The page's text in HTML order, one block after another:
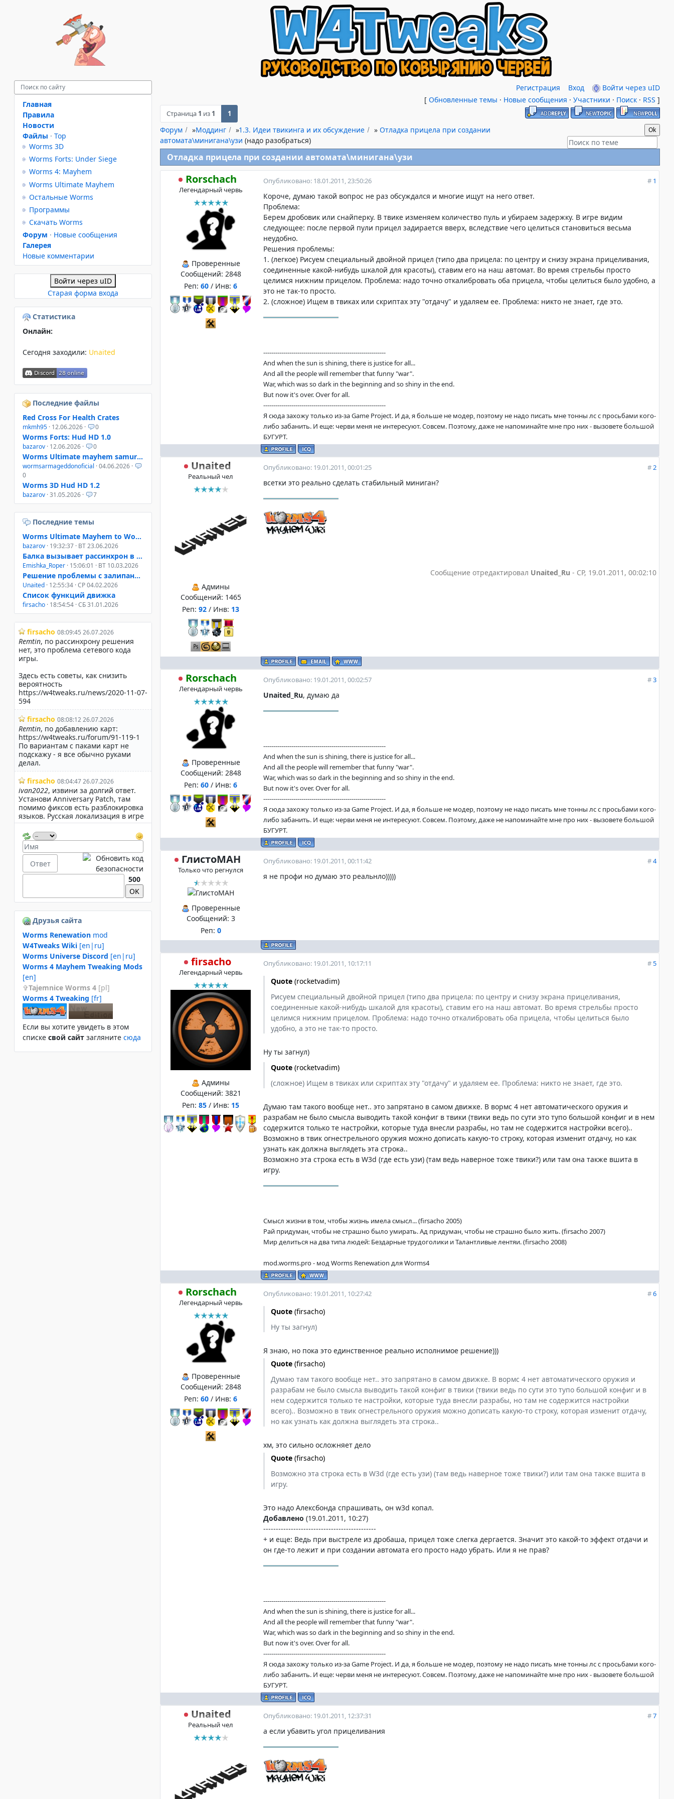
Регистрация Вход
Войти через uID
[ Обновленные темы · Новые сообщения · Участники · Поиск · RSS ]
Страница 1 из 1 1
Форум »Моддинг »1.3. Идеи твикинга и их обсуждение » Отладка прицела при создании
автомата\минигана\узи (надо разобраться)
Отладка прицела при создании автомата\минигана\узи
Rorschach
Легендарный червь
Проверенные
Сообщений: 2848
Реп: 60 / Инв: 6
# 1
Опубликовано: 18.01.2011, 23:50:26
Короче, думаю такой вопрос не раз обсуждался и многие ищут на него ответ.
Проблема:
Берем дробовик или снайперку. В твике изменяем количество пуль и убираем задержку. В игре видим
следующее: после первой пули прицел задирается вверх, вследствие чего целиться становиться весьма
неудобно.
Решения проблемы:
1. (легкое) Рисуем специальный двойной прицел (типо два прицела: по центру и снизу экрана прицеливания,
соединенные какой-нибудь шкалой для красоты), ставим его на наш автомат. Во время стрельбы просто
целимся нижним прицелом. Проблема: надо точно откалибровать оба прицела, чтобы целиться было удобно, а
это не так-то просто.
2. (сложное) Ищем в твиках или скриптах эту "отдачу" и удаляем ее. Проблема: никто не знает, где это.
-------------------------------------------------------------
And when the sun is shining, there is justice for all...
And all the people will remember that funny "war".
War, which was so dark in the beginning and so shiny in the end.
But now it's over. Over for all.
-------------------------------------------------------------
Я сюда захожу только из-за Game Project. И да, я больше не модер, поэтому не надо писать мне тонны лс с просьбами кого-
либо забанить. И еще: черви меня не интересуют. Совсем. Поэтому, даже не напоминайте мне про них - вызовете большой
БУГУРТ.
Unaited
Реальный чел
Админы
Сообщений: 1465
Реп: 92 / Инв: 13
#2
Опубликовано: 19.01.2011, 00:01:25
всетки это реально сделать стабильный миниган?
Сообщение отредактировал Unaited_Ru - СР, 19.01.2011, 00:02:10
Rorschach
Легендарный червь
Проверенные
Сообщений: 2848
Реп: 60 / Инв: 6
#3
Опубликовано: 19.01.2011, 00:02:57
Unaited_Ru, думаю да
-------------------------------------------------------------
And when the sun is shining, there is justice for all...
And all the people will remember that funny "war".
War, which was so dark in the beginning and so shiny in the end.
But now it's over. Over for all.
-------------------------------------------------------------
Я сюда захожу только из-за Game Project. И да, я больше не модер, поэтому не надо писать мне тонны лс с просьбами кого-
либо забанить. И еще: черви меня не интересуют. Совсем. Поэтому, даже не напоминайте мне про них - вызовете большой
БУГУРТ.
ГлистоМАН
Только что регнулся
Проверенные
Сообщений: 3
Реп: 0
#4
Опубликовано: 19.01.2011, 00:11:42
я не профи но думаю это реальнло)))))
firsacho
Легендарный червь
Админы
Сообщений: 3821
Реп: 85 / Инв: 15
#5
Опубликовано: 19.01.2011, 10:17:11
Quote (rocketvadim)
Рисуем специальный двойной прицел (типо два прицела: по центру и снизу экрана прицеливания,
соединенные какой-нибудь шкалой для красоты), ставим его на наш автомат. Во время стрельбы просто
целимся нижним прицелом. Проблема: надо точно откалибровать оба прицела, чтобы целиться было
удобно, а это не так-то просто.
Ну ты загнул)
Quote (rocketvadim)
(сложное) Ищем в твиках или скриптах эту "отдачу" и удаляем ее. Проблема: никто не знает, где это.
Думаю там такого вообще нет.. это запрятано в самом движке. В вормс 4 нет автоматического оружия и
разрабам не было смысла выводить такой конфиг в твики (твики ведь по сути это тупо большой конфиг и в нем
содержится только те настройки, которые туда внесли разрабы, но там не содержится настройки всего)..
Возможно в твик огнестрельного оружия можно дописать какую-то строку, которая изменит отдачу, но как
узнать как должна выглядеть эта строка..
Возможно эта строка есть в W3d (где есть узи) (там ведь наверное тоже твики?) или там она также вшита в
игру.
Смысл жизни в том, чтобы жизнь имела смысл... (firsacho 2005)
Рай придуман, чтобы не страшно было умирать. Ад придуман, чтобы не страшно было жить. (firsacho 2007)
Мир делиться на два типа людей: Бездарные трудоголики и Талантливые лентяи. (firsacho 2008)
mod.worms.pro - мод Worms Renewation для Worms4
Rorschach
Легендарный червь
Проверенные
Сообщений: 2848
Реп: 60 / Инв: 6
#6
Опубликовано: 19.01.2011, 10:27:42
Quote (firsacho)
Ну ты загнул)
Я знаю, но пока это единственное реально исполнимое решение)))
Quote (firsacho)
Думаю там такого вообще нет.. это запрятано в самом движке. В вормс 4 нет автоматического оружия и
разрабам не было смысла выводить такой конфиг в твики (твики ведь по сути это тупо большой конфиг и в
нем содержится только те настройки, которые туда внесли разрабы, но там не содержится настройки
всего).. Возможно в твик огнестрельного оружия можно дописать какую-то строку, которая изменит отдачу,
но как узнать как должна выглядеть эта строка..
хм, это сильно осложняет дело
Quote (firsacho)
Возможно эта строка есть в W3d (где есть узи) (там ведь наверное тоже твики?) или там она также вшита в
игру.
Это надо Алексбонда спрашивать, он w3d копал.
Добавлено (19.01.2011, 10:27)
---------------------------------------------
+ и еще: Ведь при выстреле из дробаша, прицел тоже слегка дергается. Значит это какой-то эффект отдачи и
он где-то лежит и при создании автомата его просто надо убрать. Или я не прав?
-------------------------------------------------------------
And when the sun is shining, there is justice for all...
And all the people will remember that funny "war".
War, which was so dark in the beginning and so shiny in the end.
But now it's over. Over for all.
-------------------------------------------------------------
Я сюда захожу только из-за Game Project. И да, я больше не модер, поэтому не надо писать мне тонны лс с просьбами кого-
либо забанить. И еще: черви меня не интересуют. Совсем. Поэтому, даже не напоминайте мне про них - вызовете большой
БУГУРТ.
Unaited
Реальный чел
#7
Опубликовано: 19.01.2011, 12:37:31
а если убавить угол прицеливания
Главная
Правила
Новости
Файлы · Top
Worms 3D
Worms Forts: Under Siege
Worms 4: Mayhem
Worms Ultimate Mayhem
Остальные Worms
Программы
Скачать Worms
Форум · Новые сообщения
Галерея
Новые комментарии
Войти через uID
Старая форма входа
Статистика
Онлайн:
Сегодня заходили: Unaited
Последние файлы
Red Cross For Health Crates
mkmh95 · 12.06.2026 · 0
Worms Forts: Hud HD 1.0
bazarov · 12.06.2026 · 0
Worms Ultimate mayhem samurai helmet
wormsarmageddonoficial · 04.06.2026 ·
0
Worms 3D Hud HD 1.2
bazarov · 31.05.2026 · 7
Последние темы
Worms Ultimate Mayhem to Worms 4 Mayhem
bazarov · 19:32:37 · ВТ 23.06.2026
Балка вызывает рассинхрон в онлайне W3D, W4M, WUM
Emishka_Roper · 15:06:01 · ВТ 10.03.2026
Решение проблемы с залипанием клавиш при свернутом окне
Unaited · 12:55:34 · СР 04.02.2026
Список функций движка
firsacho · 18:54:54 · СБ 31.01.2026
500
Друзья сайта
Worms Renewation mod
W4Tweaks Wiki [en|ru]
Worms Universe Discord [en|ru]
Worms 4 Mayhem Tweaking Mods
[en]
Tajemnice Worms 4 [pl]
Worms 4 Tweaking [fr]
Если вы хотите увидеть в этом
спиcке свой сайт загляните сюда